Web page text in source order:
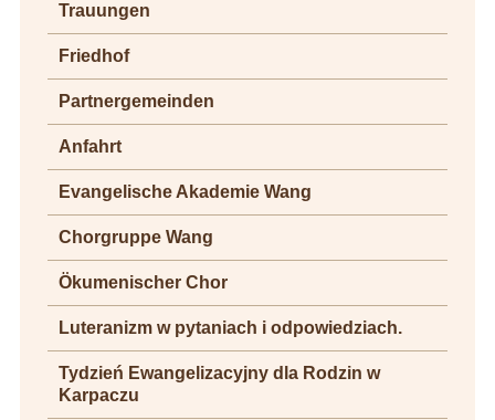
Trauungen
Friedhof
Partnergemeinden
Anfahrt
Evangelische Akademie Wang
Chorgruppe Wang
Ökumenischer Chor
Luteranizm w pytaniach i odpowiedziach.
Tydzień Ewangelizacyjny dla Rodzin w
Karpaczu